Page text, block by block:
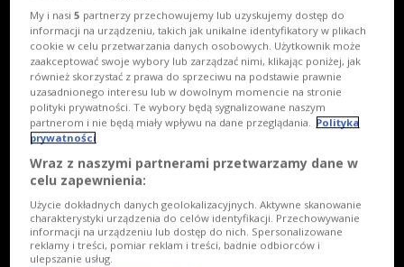
My i nasi5 partnerzy przechowujemy lub uzyskujemy dostęp do
informacji na urządzeniu, takich jak unikalne identyfikatory w plikach
cookie w celu przetwarzania danych osobowych. Użytkownik może
zaakceptować swoje wybory lub zarządzać nimi, klikając poniżej, jak
również skorzystać z prawa do sprzeciwu na podstawie prawnie
uzasadnionego interesu lub w dowolnym momencie na stronie
polityki prywatności. Te wybory będą sygnalizowane naszym
partnerom i nie będą miały wpływu na dane przeglądania. Polityka
prywatności
Wraz z naszymi partnerami przetwarzamy dane w
celu zapewnienia:
Użycie dokładnych danych geolokalizacyjnych. Aktywne skanowanie
charakterystyki urządzenia do celów identyfikacji. Przechowywanie
informacji na urządzeniu lub dostęp do nich. Spersonalizowane
reklamy i treści, pomiar reklam i treści, badnie odbiorców i
ulepszanie usług.